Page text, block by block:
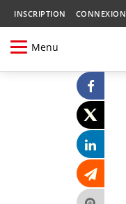
INSCRIPTION CONNEXION
Menu